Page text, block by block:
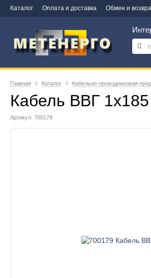
Каталог Оплата и доставка Обмен и
Главная Каталог Кабельно-проводниковая
Кабель ВВГ 1х185
Артикул: 700179